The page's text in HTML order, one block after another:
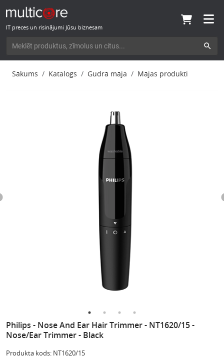
IT preces un risinājumi Jūsu biznesam
Sākums Katalogs Gudrā māja Mājas produkti
Philips - Nose And Ear Hair Trimmer - NT1620/15 -
Nose/Ear Trimmer - Black
Produkta kods: NT1620/15